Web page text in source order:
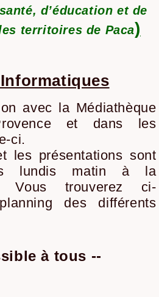
d’éducation et de
territoires de Paca)
avec la Médiathèque
et dans les
ci.
les présentations sont
lundis matin à la
Vous trouverez ci-
des différents
à tous --